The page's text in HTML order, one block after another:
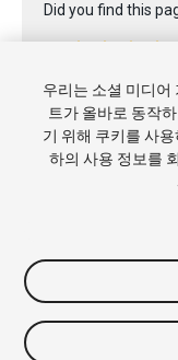
Did you find this
Report a problem
Copyright © 2022 Unity
튜토리얼
매 금지
우리는 소셜 미디어
트가 올바로 동작
기 위해 쿠키를 사
하의 사용 정보를